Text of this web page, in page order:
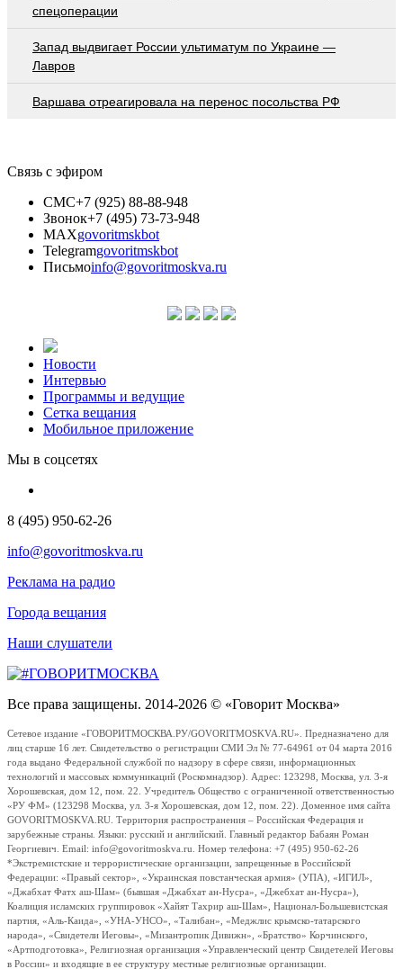
спецоперации
Запад выдвигает России ультиматум по Украине —
Лавров
Варшава отреагировала на перенос посольства РФ
Связь с эфиром
СМС+7 (925) 88-88-948
Звонок+7 (495) 73-73-948
MAXgovoritmskbot
Telegramgovoritmskbot
Письмоinfo@govoritmoskva.ru
Новости
Интервью
Программы и ведущие
Сетка вещания
Мобильное приложение
Мы в соцсетях
8 (495) 950-62-26
info@govoritmoskva.ru
Реклама на радио
Города вещания
Наши слушатели
Все права защищены. 2014-2026 © «Говорит Москва»
Сетевое издание «ГОВОРИТМОСКВА.РУ/GOVORITMOSKVA.RU». Предназначено для
лиц старше 16 лет. Свидетельство о регистрации СМИ Эл № 77-64961 от 04 марта 2016
года выдано Федеральной службой по надзору в сфере связи, информационных
технологий и массовых коммуникаций (Роскомнадзор). Адрес: 123298, Москва, ул. 3-я
Хорошевская, дом 12, пом. 22. Учредитель Общество с ограниченной ответственностью
«РУ ФМ» (123298 Москва, ул. 3-я Хорошевская, дом 12, пом. 22). Доменное имя сайта
GOVORITMOSKVA.RU. Территория распространения – Российская Федерация и
зарубежные страны. Языки: русский и английский. Главный редактор Бабаян Роман
Георгиевич. Email: info@govoritmoskva.ru. Номер телефона: +7 (495) 950-62-26
*Экстремистские и террористические организации, запрещенные в Российской
Федерации: «Правый сектор», «Украинская повстанческая армия» (УПА), «ИГИЛ»,
«Джабхат Фатх аш-Шам» (бывшая «Джабхат ан-Нусра», «Джебхат ан-Нусра»),
Коалиция исламских группировок «Хайят Тахрир аш-Шам», Национал-Большевистская
партия, «Аль-Каида», «УНА-УНСО», «Талибан», «Меджлис крымско-татарского
народа», «Свидетели Иеговы», «Мизантропик Дивижн», «Братство» Корчинского,
«Артподготовка», Религиозная организация «Управленческий центр Свидетелей Иеговы
в России» и входящие в ее структуру местные религиозные организации.